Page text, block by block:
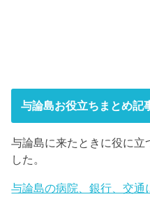
与論島お役立ちまとめ記
与論島に来たときに役に立
した。
与論島の病院、銀行、交通